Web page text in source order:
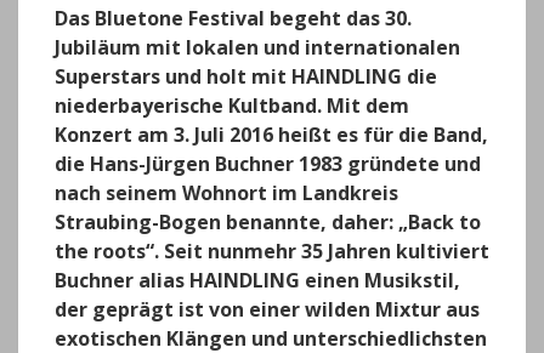
Das Bluetone Festival begeht das 30.
Jubiläum mit lokalen und internationalen
Superstars und holt mit HAINDLING die
niederbayerische Kultband. Mit dem
Konzert am 3. Juli 2016 heißt es für die Band,
die Hans-Jürgen Buchner 1983 gründete und
nach seinem Wohnort im Landkreis
Straubing-Bogen benannte, daher: „Back to
the roots“. Seit nunmehr 35 Jahren kultiviert
Buchner alias HAINDLING einen Musikstil,
der geprägt ist von einer wilden Mixtur aus
exotischen Klängen und unterschiedlichsten